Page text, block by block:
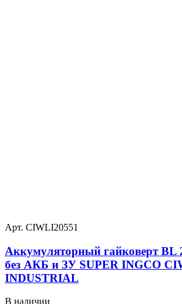
Арт. CIWLI20551
Аккумуляторный гайковерт BL
без АКБ и ЗУ SUPER INGCO
INDUSTRIAL
В наличии